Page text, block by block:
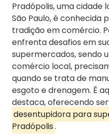
Pradópolis, uma cidade
São Paulo, é conhecida
tradição em comércio.
enfrenta desafios em
supermercados, sendo
comércio local,
quando se trata de
esgoto e drenagem. É
destaca, oferecendo
desentupidora para
Pradópolis.